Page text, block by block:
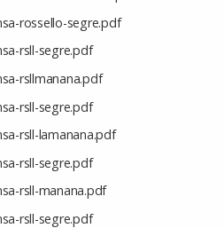
rossello-segre.pdf
rsll-segre.pdf
rsllmanana.pdf
rsll-segre.pdf
rsll-lamanana.pdf
rsll-segre.pdf
rsll-manana.pdf
rsll-segre.pdf